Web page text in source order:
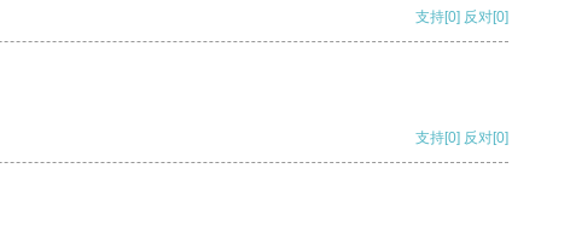
支持[0] 反对[0]
支持[0] 反对[0]